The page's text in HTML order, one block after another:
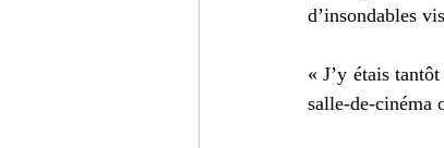
d’insondables
« J’y étais
salle-de-cinéma